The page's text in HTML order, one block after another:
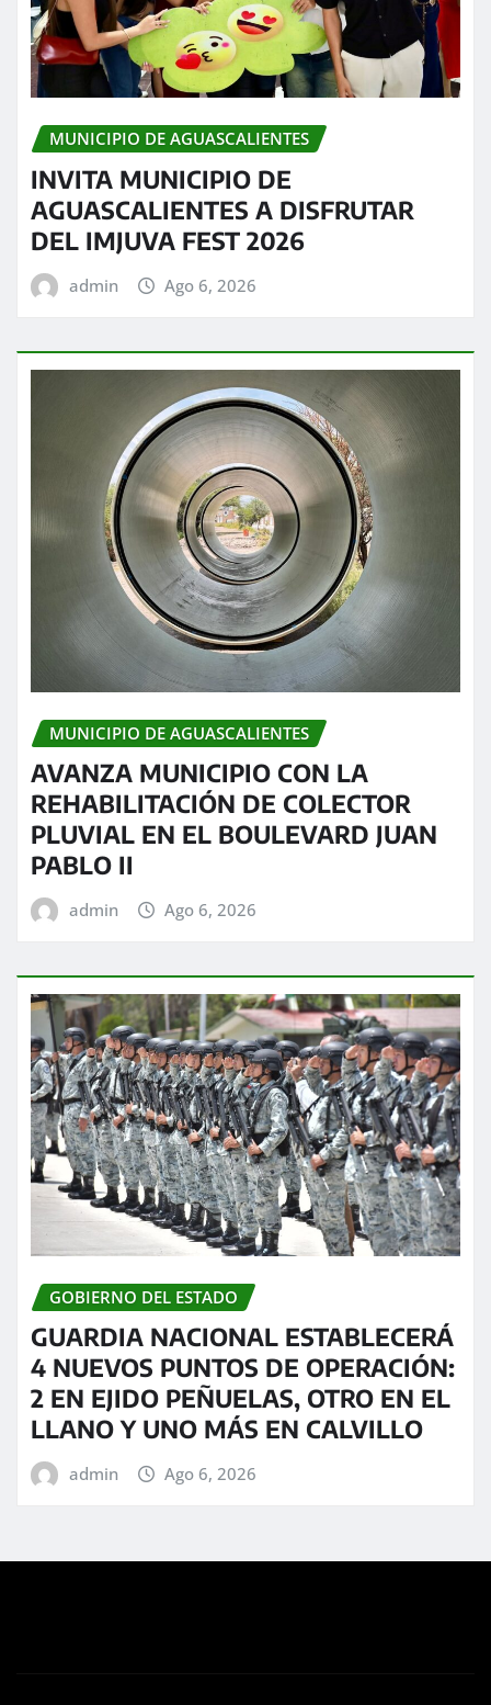
MUNICIPIO DE AGUASCALIENTES
INVITA MUNICIPIO DE
AGUASCALIENTES A DISFRUTAR
DEL IMJUVA FEST 2026
admin Ago 6, 2026
MUNICIPIO DE AGUASCALIENTES
AVANZA MUNICIPIO CON LA
REHABILITACIÓN DE COLECTOR
PLUVIAL EN EL BOULEVARD JUAN
PABLO II
admin Ago 6, 2026
GOBIERNO DEL ESTADO
GUARDIA NACIONAL ESTABLECERÁ
4 NUEVOS PUNTOS DE OPERACIÓN:
2 EN EJIDO PEÑUELAS, OTRO EN EL
LLANO Y UNO MÁS EN CALVILLO
admin Ago 6, 2026